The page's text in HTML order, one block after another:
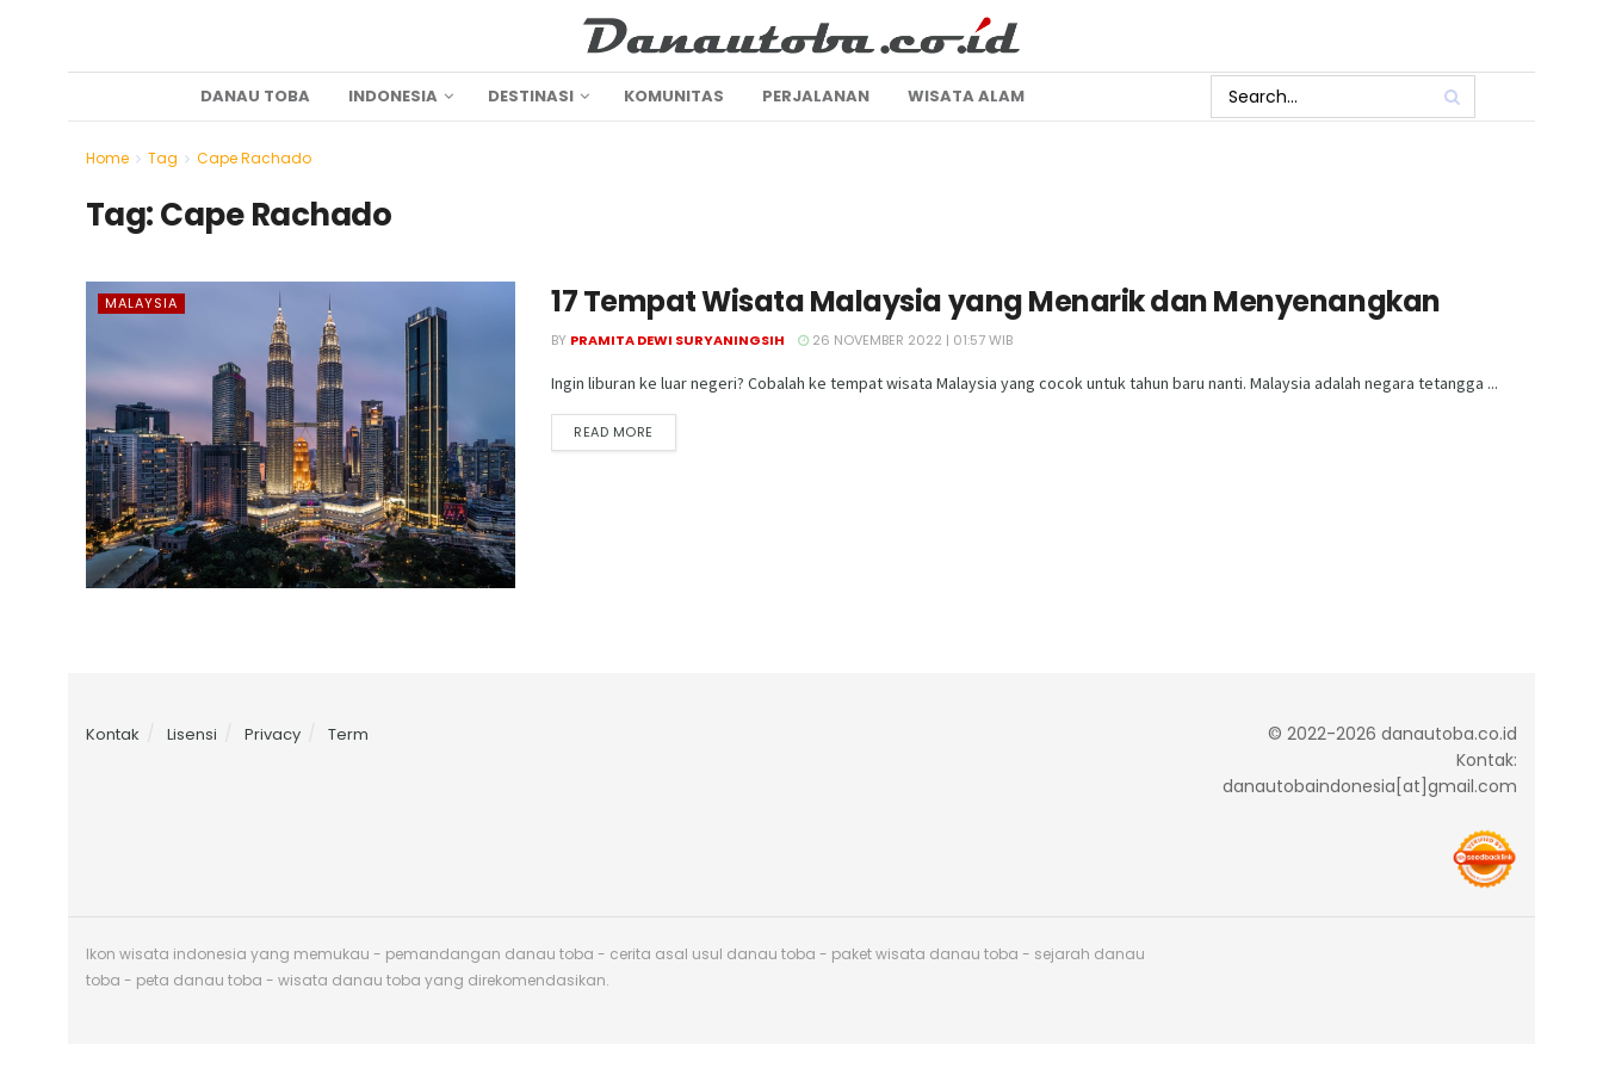
DANAU TOBA INDONESIA DESTINASI KOMUNITAS PERJALANAN WISATA ALAM
Home Tag Cape Rachado
Tag:Cape Rachado
MALAYSIA 17 Tempat Wisata Malaysia yang Menarik dan Menyenangkan
BY PRAMITA DEWI SURYANINGSIH 26 NOVEMBER 2022 | 01:57 WIB
Ingin liburan ke luar negeri? Cobalah ke tempat wisata Malaysia yang cocok untuk tahun baru nanti. Malaysia adalah negara tetangga ...
READ MORE
Kontak Lisensi Privacy Term
© 2022-2026 danautoba.co.id
Kontak:
danautobaindonesia[at]gmail.com
Ikon wisata indonesia yang memukau - pemandangan danau toba - cerita asal usul danau toba - paket wisata danau toba - sejarah danau
toba - peta danau toba - wisata danau toba yang direkomendasikan.